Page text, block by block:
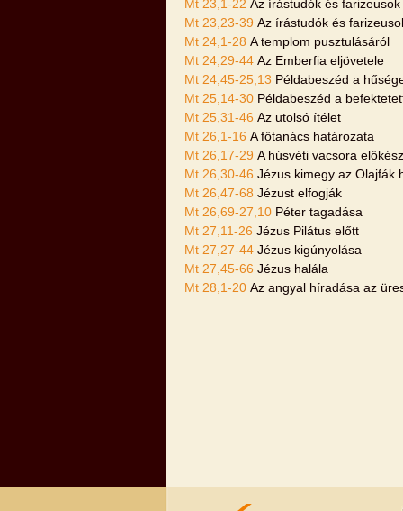
Mt 23,1-22 Az írástudók és farizeusok
Mt 23,23-39 Az írástudók és
Mt 24,1-28 A templom pusztulásáról
Mt 24,29-44 Az Emberfia eljövetele
Mt 24,45-25,13 Példabeszéd a
Mt 25,14-30 Példabeszéd a
Mt 25,31-46 Az utolsó ítélet
Mt 26,1-16 A főtanács határozata
Mt 26,17-29 A húsvéti vacsora
Mt 26,30-46 Jézus kimegy az Olajfák
Mt 26,47-68 Jézust elfogják
Mt 26,69-27,10 Péter tagadása
Mt 27,11-26 Jézus Pilátus előtt
Mt 27,27-44 Jézus kigúnyolása
Mt 27,45-66 Jézus halála
Mt 28,1-20 Az angyal híradása az